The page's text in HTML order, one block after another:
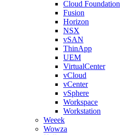
Cloud Foundation
Fusion
Horizon
NSX
vSAN
ThinApp
UEM
VirtualCenter
vCloud
vCenter
vSphere
Workspace
Workstation
Weeek
Wowza